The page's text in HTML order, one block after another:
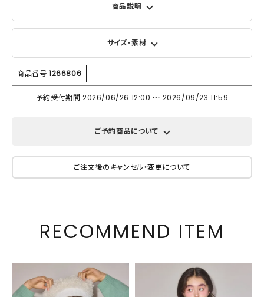
商品説明
サイズ・素材
商品番号 1266806
予約受付期間 2026/06/26 12:00〜 2026/09/23 11:59
ご予約商品について
ご注文後のキャンセル・変更について
RECOMMEND ITEM